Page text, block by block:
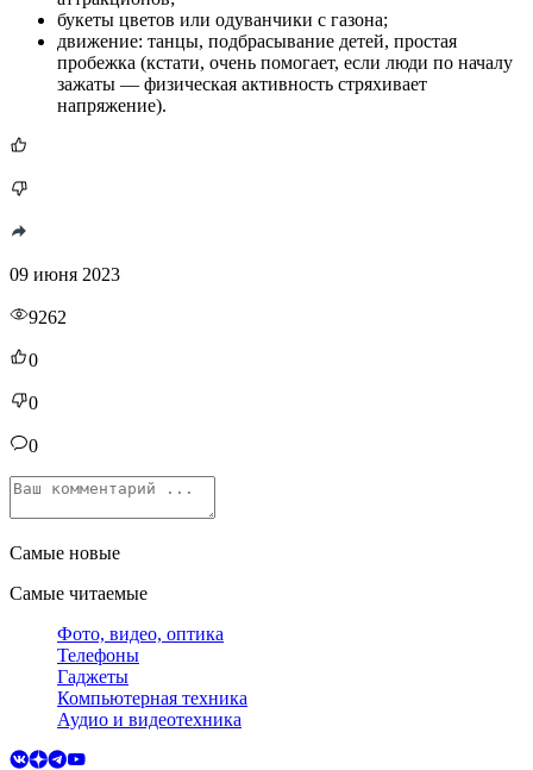
букеты цветов или одуванчики с газона;
движение: танцы, подбрасывание детей, простая
пробежка (кстати, очень помогает, если люди по началу
зажаты — физическая активность стряхивает
напряжение).
09 июня 2023
9262
0
0
0
Самые новые
Самые читаемые
Фото, видео, оптика
Телефоны
Гаджеты
Компьютерная техника
Аудио и видеотехника